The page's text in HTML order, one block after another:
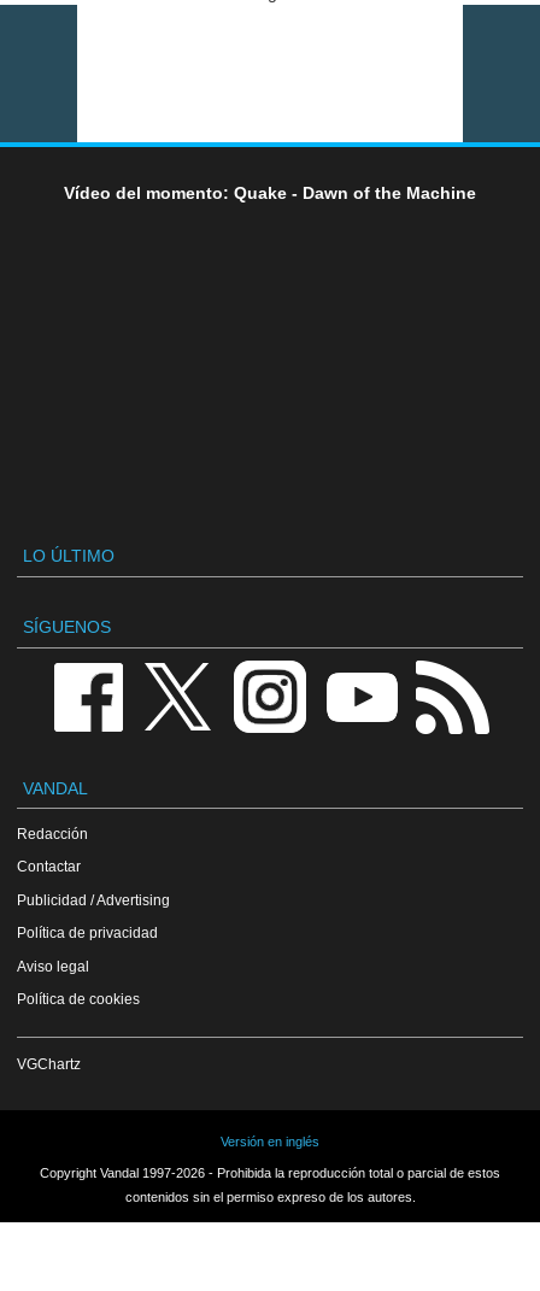
Vídeo del momento: Quake - Dawn of the Machine
LO ÚLTIMO
SÍGUENOS
VANDAL
Redacción
Contactar
Publicidad / Advertising
Política de privacidad
Aviso legal
Política de cookies
VGChartz
Versión en inglés
Copyright Vandal 1997-2026 - Prohibida la reproducción total o parcial de estos
contenidos sin el permiso expreso de los autores.